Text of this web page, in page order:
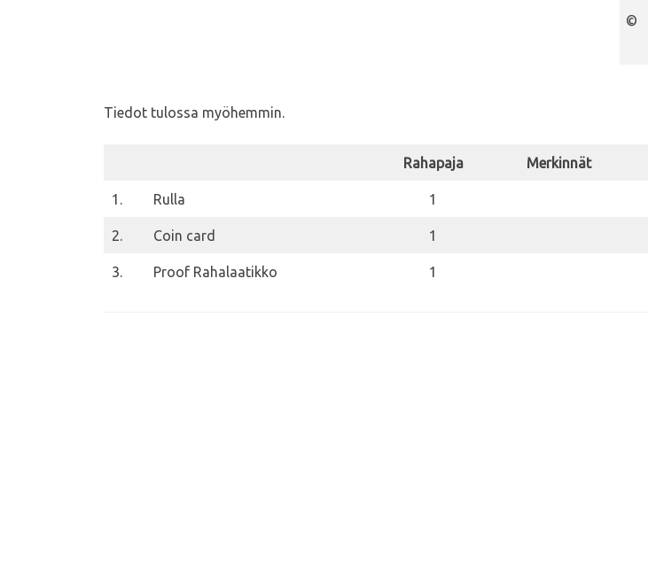
©
Tiedot tulossa myöhemmin.
Rahapaja Merkinnät
1. Rulla 1
2. Coin card 1
3. Proof Rahalaatikko 1